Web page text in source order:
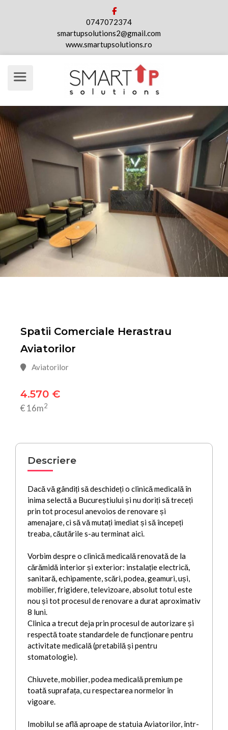
0747072374
smartupsolutions2@gmail.com
www.smartupsolutions.ro
Spatii Comerciale Herastrau
Aviatorilor
Aviatorilor
4.570 €
€ 16m2
Descriere
Dacă vă gândiți să deschideți o clinică medicală în
inima selectă a Bucureștiului și nu doriți să treceți
prin tot procesul anevoios de renovare și
amenajare, ci să vă mutați imediat și să începeți
treaba, căutările s-au terminat aici.
Vorbim despre o clinică medicală renovată de la
cărămidă interior și exterior: instalație electrică,
sanitară, echipamente, scări, podea, geamuri, uși,
mobilier, frigidere, televizoare, absolut totul este
nou și tot procesul de renovare a durat aproximativ
8 luni.
Clinica a trecut deja prin procesul de autorizare și
respectă toate standardele de funcționare pentru
activitate medicală (pretabilă și pentru
stomatologie).
Chiuvete, mobilier, podea medicală premium pe
toată suprafața, cu respectarea normelor în
vigoare.
Imobilul se află aproape de statuia Aviatorilor, într-